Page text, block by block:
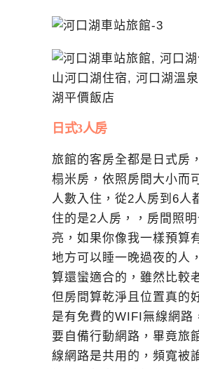
日式3人房
旅館的客房全都是日式房
榻米房，依照房間大小而
人數入住，從2人房到6人
住的是2人房，，房間照
亮，如果你像我一樣預算
地方可以睡一晚過夜的人
算還蠻適合的，雖然比較
但房間算乾淨且位置真的
是有免費的WIFI無線網路
要自備行動網路，畢竟旅
線網路是共用的，頻寬被